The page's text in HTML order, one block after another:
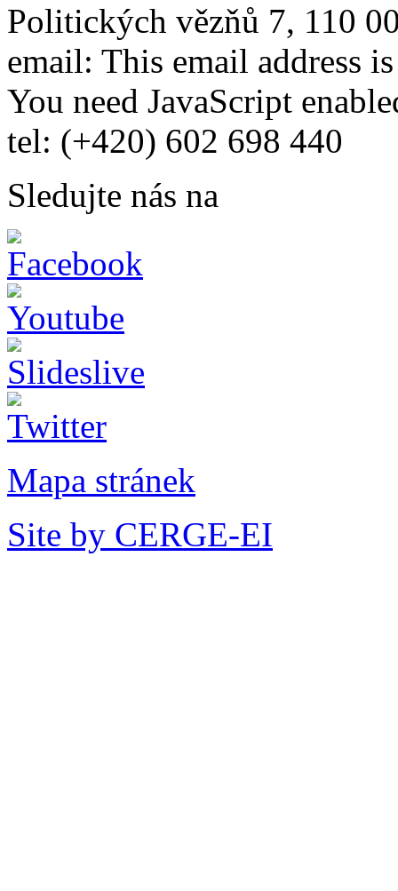
Politických vězňů 7, 110
email: This email address
You need JavaScript
tel: (+420) 602 698 440
Sledujte nás na
Mapa stránek
Site by CERGE-EI